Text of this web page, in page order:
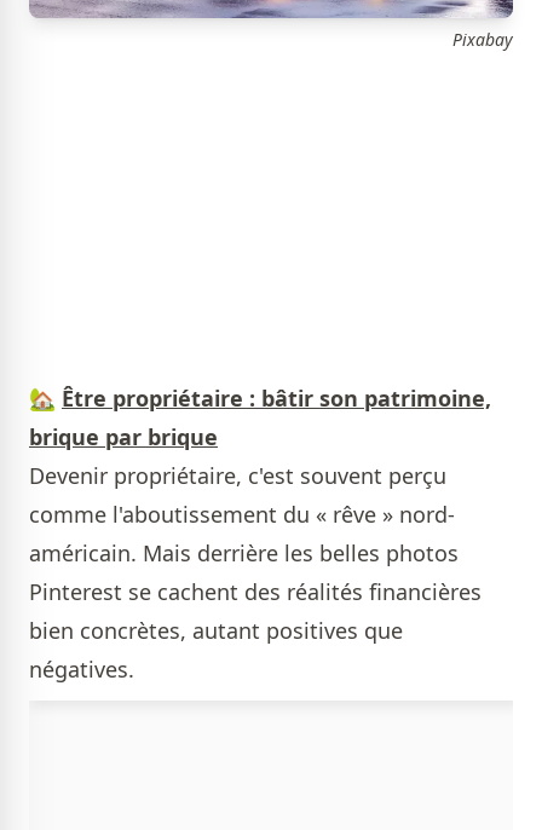
Pixabay
🏡 Être propriétaire : bâtir son patrimoine,
brique par brique
Devenir propriétaire, c'est souvent perçu
comme l'aboutissement du « rêve » nord-
américain. Mais derrière les belles photos
Pinterest se cachent des réalités financières
bien concrètes, autant positives que
négatives.